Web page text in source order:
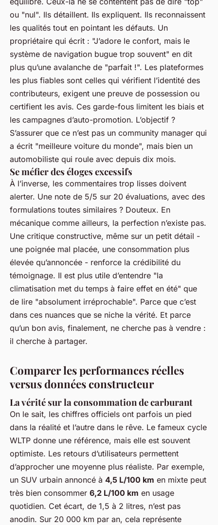
ou "nul". Ils détaillent. Ils expliquent. Ils reconnaissent
les qualités tout en pointant les défauts. Un
propriétaire qui écrit : "J’adore le confort, mais le
système de navigation bugue trop souvent" en dit
plus qu’une avalanche de "parfait !". Les plateformes
les plus fiables sont celles qui vérifient l’identité des
contributeurs, exigent une preuve de possession ou
certifient les avis. Ces garde-fous limitent les biais et
les campagnes d’auto-promotion. L’objectif ?
S’assurer que ce n’est pas un community manager qui
a écrit "meilleure voiture du monde", mais bien un
automobiliste qui roule avec depuis dix mois.
Se méfier des éloges excessifs
À l’inverse, les commentaires trop lisses doivent
alerter. Une note de 5/5 sur 20 évaluations, avec des
formulations toutes similaires ? Douteux. En
mécanique comme ailleurs, la perfection n’existe pas.
Une critique constructive, même sur un petit détail -
une poignée mal placée, une consommation plus
élevée qu’annoncée - renforce la crédibilité du
témoignage. Il est plus utile d’entendre "la
climatisation met du temps à faire effet en été" que
de lire "absolument irréprochable". Parce que c’est
dans ces nuances que se niche la vérité. Et parce
qu’un bon avis, finalement, ne cherche pas à vendre :
il cherche à partager.
Comparer les performances réelles
versus données constructeur
La vérité sur la consommation de carburant
On le sait, les chiffres officiels ont parfois un pied
dans la réalité et l’autre dans le rêve. Le fameux cycle
WLTP donne une référence, mais elle est souvent
optimiste. Les retours d’utilisateurs permettent
d’approcher une moyenne plus réaliste. Par exemple,
un SUV urbain annoncé à 4,5 L/100 km en mixte peut
très bien consommer 6,2 L/100 km en usage
quotidien. Cet écart, de 1,5 à 2 litres, n’est pas
anodin. Sur 20 000 km par an, cela représente